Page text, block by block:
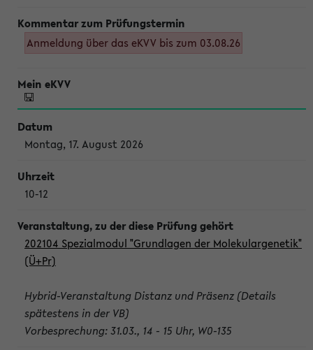
Anmeldung über das eKVV bis zum 03.08.26
Montag, 17. August 2026
10-12
202104 Spezialmodul "Grundlagen der Molekulargenetik"
(Ü+Pr)
Hybrid-Veranstaltung Distanz und Präsenz (Details
spätestens in der VB)
Vorbesprechung: 31.03., 14 - 15 Uhr, W0-135